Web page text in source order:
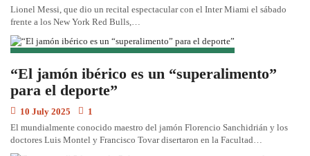
Lionel Messi, que dio un recital espectacular con el Inter Miami el sábado
frente a los New York Red Bulls,…
“El jamón ibérico es un “superalimento”
para el deporte”
10 July 2025
1
El mundialmente conocido maestro del jamón Florencio Sanchidrián y los
doctores Luis Montel y Francisco Tovar disertaron en la Facultad…